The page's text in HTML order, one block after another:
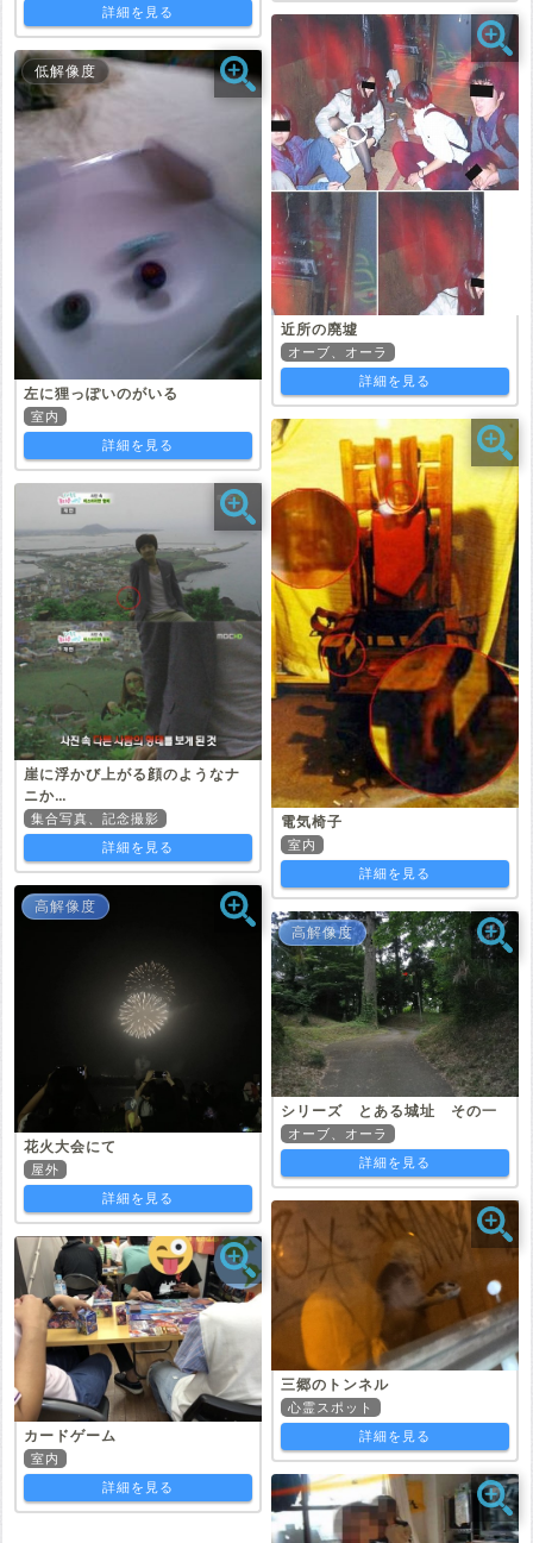
詳細を見る
低解像度
左に狸っぽいのがいる
室内
詳細を見る
崖に浮かび上がる顔のようなナ
ニか…
集合写真、記念撮影
詳細を見る
高解像度
花火大会にて
屋外
詳細を見る
カードゲーム
室内
詳細を見る
近所の廃墟
オーブ、オーラ
詳細を見る
電気椅子
室内
詳細を見る
高解像度
シリーズ とある城址 その一
オーブ、オーラ
詳細を見る
三郷のトンネル
心霊スポット
詳細を見る